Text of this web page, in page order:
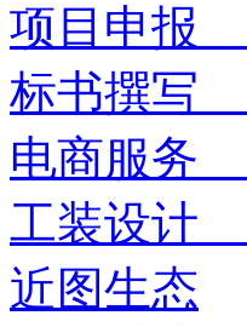
项目申报
标书撰写
电商服务
工装设计
近图生态